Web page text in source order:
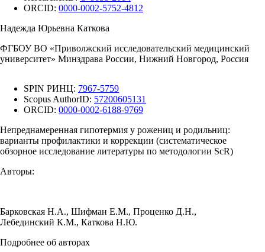
ORCID: 0000-0002-5752-4812
Надежда Юрьевна Каткова
ФГБОУ ВО «Приволжский исследовательский медицинский
университет» Минздрава России, Нижний Новгород, Россия
SPIN РИНЦ: 7967-5759
Scopus AuthorID: 57200605131
ORCID: 0000-0002-6188-9769
Непреднамеренная гипотермия у рожениц и родильниц:
варианты профилактики и коррекции (систематическое
обзорное исследование литературы по методологии ScR)
Авторы:
Барковская Н.А., Шифман Е.М., Проценко Д.Н.,
Лебединский К.М., Каткова Н.Ю.
Подробнее об авторах